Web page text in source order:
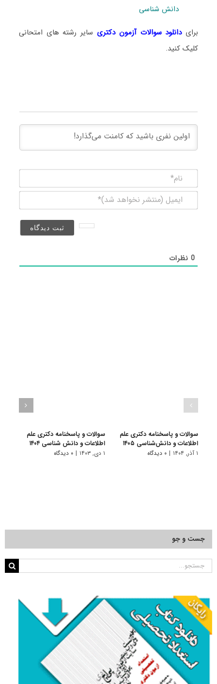
دانش شناسی
برایدانلود سوالات آزمون دکتری سایر رشته های امتحانی
کلیک کنید.
(منتشر
0نظرات
سوالات و پاسخنامه دکتری علم
اطلاعات و دانش‌شناسی ۱۴۰۵
۱ آذر, ۱۴۰۴ | ۰ دیدگاه
سوالات و پاسخنامه دکتری علم
اطلاعات و دانش شناسی ۱۴۰۴
۱ دی, ۱۴۰۳ | ۰ دیدگاه
جست و جو
جستجو